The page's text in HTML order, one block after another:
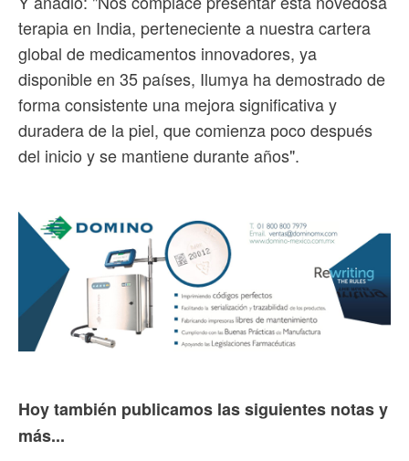
terapia en India, perteneciente a nuestra cartera
global de medicamentos innovadores, ya
disponible en 35 países, Ilumya ha demostrado de
forma consistente una mejora significativa y
duradera de la piel, que comienza poco después
del inicio y se mantiene durante años".
Hoy también publicamos las siguientes notas y
más...